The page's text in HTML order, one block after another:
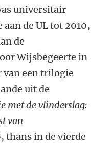
universitair
de UL tot 2010,
de
Wijsbegeerte in
van een trilogie
uit de
met de vlinderslag:
van
thans in de vierde